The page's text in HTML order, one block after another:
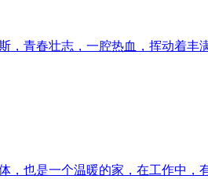
，青春壮志，一腔热血，挥动着丰
，也是一个温暖的家，在工作中